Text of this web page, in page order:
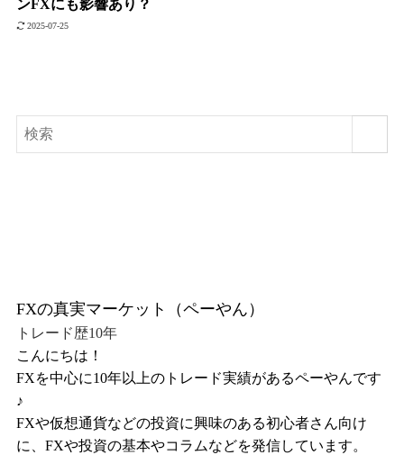
ンFXにも影響あり？
2025-07-25
FXの真実マーケット（ペーやん）
トレード歴10年
こんにちは！
FXを中心に10年以上のトレード実績があるペーやんです
♪
FXや仮想通貨などの投資に興味のある初心者さん向け
に、FXや投資の基本やコラムなどを発信しています。